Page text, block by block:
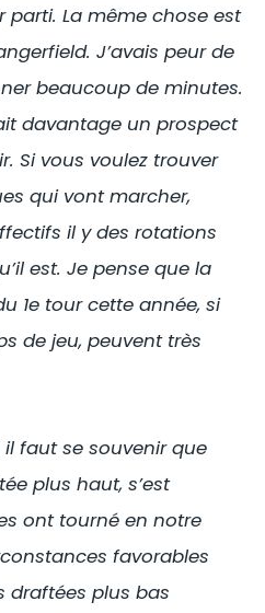
parti. La même chose est
J’avais peur de
beaucoup de minutes.
davantage un prospect
Si vous voulez trouver
qui vont marcher,
il y des rotations
est. Je pense que la
1e tour cette année, si
de jeu, peuvent très
faut se souvenir que
plus haut, s’est
ont tourné en notre
favorables
draftées plus bas